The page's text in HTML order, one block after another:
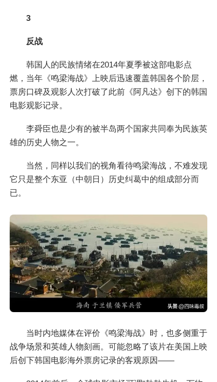
3
反战
韩国人的民族情绪在2014年夏季被这部电影点
燃，当年《鸣梁海战》上映后迅速覆盖韩国各个阶层，
票房口碑及观影人次打破了此前《阿凡达》创下的韩国
电影观影记录。
李舜臣也是少有的被半岛两个国家共同奉为民族英
雄的历史人物之一。
当然，同样以我们的视角看待鸣梁海战，不难发现
它只是整个东亚（中朝日）历史纠葛中的组成部分而
已。
当时内地媒体在评价《鸣梁海战》时，也多侧重于
战争场景和英雄人物刻画。可能忽略了该片在美国上映
后创下韩国电影海外票房记录的客观原因——